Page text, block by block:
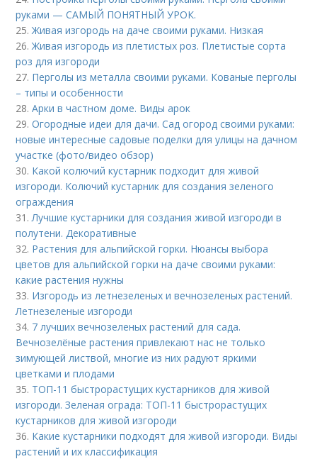
руками — САМЫЙ ПОНЯТНЫЙ УРОК.
25.Живая изгородь на даче своими руками. Низкая
26.Живая изгородь из плетистых роз. Плетистые сорта
роз для изгороди
27. Перголы из металла своими руками. Кованые перголы
– типы и особенности
28.Арки в частном доме. Виды арок
29.Огородные идеи для дачи. Сад огород своими руками:
новые интересные садовые поделки для улицы на дачном
участке (фото/видео обзор)
30. Какой колючий кустарник подходит для живой
изгороди. Колючий кустарник для создания зеленого
ограждения
31. Лучшие кустарники для создания живой изгороди в
полутени. Декоративные
32. Растения для альпийской горки. Нюансы выбора
цветов для альпийской горки на даче своими руками:
какие растения нужны
33. Изгородь из летнезеленых и вечнозеленых растений.
Летнезеленые изгороди
34. 7 лучших вечнозеленых растений для сада.
Вечнозелёные растения привлекают нас не только
зимующей листвой, многие из них радуют яркими
цветками и плодами
35. ТОП-11 быстрорастущих кустарников для живой
изгороди. Зеленая ограда: ТОП-11 быстрорастущих
кустарников для живой изгороди
36. Какие кустарники подходят для живой изгороди. Виды
растений и их классификация